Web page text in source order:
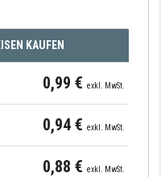
KAUFEN
0,99 €exkl. MwSt.
0,94 €exkl. MwSt.
0,88 €exkl. MwSt.